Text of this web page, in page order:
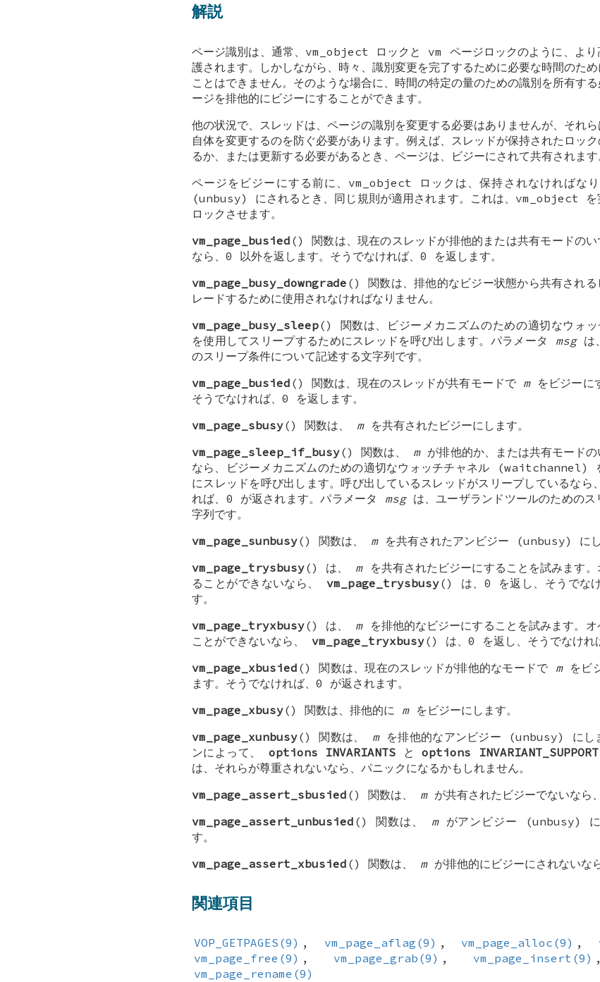
解説
ページ識別は、通常、vm_object ロックと vm ページロックのように、より
護されます。しかしながら、時々、識別変更を完了するために必要な時間のた
ことはできません。そのような場合に、時間の特定の量のための識別を所有す
ージを排他的にビジーにすることができます。
他の状況で、スレッドは、ページの識別を変更する必要はありませんが、それ
自体を変更するのを防ぐ必要があります。例えば、スレッドが保持されたロッ
るか、または更新する必要があるとき、ページは、ビジーにされて共有されます
ページをビジーにする前に、vm_object ロックは、保持されなければな
(unbusy) にされるとき、同じ規則が適用されます。これは、vm_object を
ロックさせます。
vm_page_busied () 関数は、現在のスレッドが排他的または共有モードのい
なら、0 以外を返します。そうでなければ、0 を返します。
vm_page_busy_downgrade () 関数は、排他的なビジー状態から共有される
レードするために使用されなければなりません。
vm_page_busy_sleep() 関数は、ビジーメカニズムのための適切なウ
を使用してスリープするためにスレッドを呼び出します。パラメータ msgは
のスリープ条件について記述する文字列です。
vm_page_busied () 関数は、現在のスレッドが共有モードで mをビジーに
そうでなければ、0 を返します。
vm_page_sbusy() 関数は、 mを共有されたビジーにします。
vm_page_sleep_if_busy() 関数は、 mが排他的か、または共有モードの
なら、ビジーメカニズムのための適切なウォッチチャネル (waitchannel)
にスレッドを呼び出します。呼び出しているスレッドがスリープしているな
れば、0 が返されます。パラメータ msgは、ユーザランドツールのためのス
字列です。
vm_page_sunbusy() 関数は、 mを共有されたアンビジー (unbusy) にし
vm_page_trysbusy() は、 mを共有されたビジーにすることを試みます。
ることができないなら、vm_page_trysbusy() は、0 を返し、そうでな
す。
vm_page_tryxbusy() は、 mを排他的なビジーにすることを試みます。オ
ことができないなら、 vm_page_tryxbusy() は、0 を返し、そうでなけれ
vm_page_xbusied () 関数は、現在のスレッドが排他的なモードで mをビ
ます。そうでなければ、0 が返されます。
vm_page_xbusy() 関数は、排他的に mをビジーにします。
vm_page_xunbusy() 関数は、 mを排他的なアンビジー (unbusy) にしま
ンによって、 options INVARIANTS とoptions INVARIANT_SUPPORT
は、それらが尊重されないなら、パニックになるかもしれません。
vm_page_assert_sbusied () 関数は、 mが共有されたビジーでないなら
vm_page_assert_unbusied () 関数は、 mがアンビジー (unbusy) に
す。
vm_page_assert_xbusied () 関数は、 mが排他的にビジーにされないな
関連項目
VOP_GETPAGES(9) , vm_page_aflag(9) , vm_page_alloc(9) ,
vm_page_free(9) , vm_page_grab(9) , vm_page_insert(9)
vm_page_rename(9)